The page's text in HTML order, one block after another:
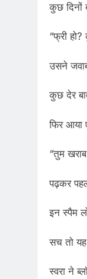
कुछ
“फ्री
उसने
कुछ देर
फिर आया
“तुम
पढ़कर
इन स्पैम
सच तो
स्वरा ने